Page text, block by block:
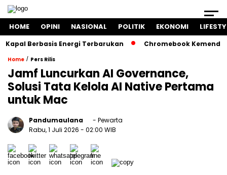
HOME OPINI NASIONAL POLITIK EKONOMI
Berbasis Energi Terbarukan Chromebook
Home / Pers Rilis
Jamf Luncurkan AI Governance,
Solusi Tata Kelola AI Native Pertama
untuk Mac
Pandumaulana
- Pewarta
Rabu, 1 Juli 2026 - 02:00 WIB